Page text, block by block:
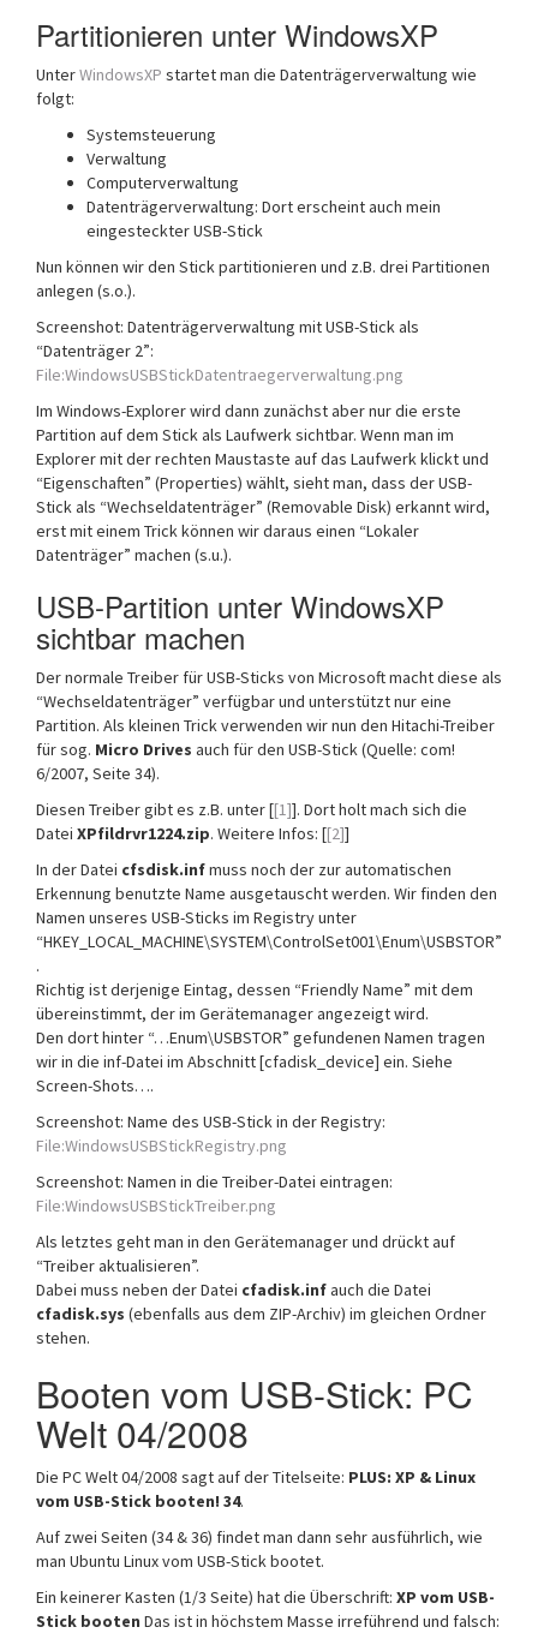
Partitionieren unter WindowsXP
UnterWindowsXP startet man die Datenträgerverwaltung wie
folgt:
Systemsteuerung
Verwaltung
Computerverwaltung
Datenträgerverwaltung: Dort erscheint auch mein
eingesteckter USB-Stick
Nun können wir den Stick partitionieren und z.B. drei Partitionen
anlegen (s.o.).
Screenshot: Datenträgerverwaltung mit USB-Stick als
“Datenträger 2”:
File:WindowsUSBStickDatentraegerverwaltung.png
Im Windows-Explorer wird dann zunächst aber nur die erste
Partition auf dem Stick als Laufwerk sichtbar. Wenn man im
Explorer mit der rechten Maustaste auf das Laufwerk klickt und
“Eigenschaften” (Properties) wählt, sieht man, dass der USB-
Stick als “Wechseldatenträger” (Removable Disk) erkannt wird,
erst mit einem Trick können wir daraus einen “Lokaler
Datenträger” machen (s.u.).
USB-Partition unter WindowsXP
sichtbar machen
Der normale Treiber für USB-Sticks von Microsoft macht diese als
“Wechseldatenträger” verfügbar und unterstützt nur eine
Partition. Als kleinen Trick verwenden wir nun den Hitachi-Treiber
für sog. Micro Drives auch für den USB-Stick (Quelle: com!
6/2007, Seite 34).
Diesen Treiber gibt es z.B. unter [[1]]. Dort holt mach sich die
Datei XPfildrvr1224.zip. Weitere Infos: [[2]]
In der Datei cfsdisk.infmuss noch der zur automatischen
Erkennung benutzte Name ausgetauscht werden. Wir finden den
Namen unseres USB-Sticks im Registry unter
“HKEY_LOCAL_MACHINE\SYSTEM\ControlSet001\Enum\USBSTOR”
.
Richtig ist derjenige Eintag, dessen “Friendly Name” mit dem
übereinstimmt, der im Gerätemanager angezeigt wird.
Den dort hinter “…Enum\USBSTOR” gefundenen Namen tragen
wir in die inf-Datei im Abschnitt [cfadisk_device] ein. Siehe
Screen-Shots….
Screenshot: Name des USB-Stick in der Registry:
File:WindowsUSBStickRegistry.png
Screenshot: Namen in die Treiber-Datei eintragen:
File:WindowsUSBStickTreiber.png
Als letztes geht man in den Gerätemanager und drückt auf
“Treiber aktualisieren”.
Dabei muss neben der Datei cfadisk.infauch die Datei
cfadisk.sys (ebenfalls aus dem ZIP-Archiv) im gleichen Ordner
stehen.
Booten vom USB-Stick: PC
Welt 04/2008
Die PC Welt 04/2008 sagt auf der Titelseite: PLUS: XP & Linux
vom USB-Stick booten! 34.
Auf zwei Seiten (34 & 36) findet man dann sehr ausführlich, wie
man Ubuntu Linux vom USB-Stick bootet.
Ein keinerer Kasten (1/3 Seite) hat die Überschrift: XP vom USB-
Stick booten Das ist in höchstem Masse irreführend und falsch: